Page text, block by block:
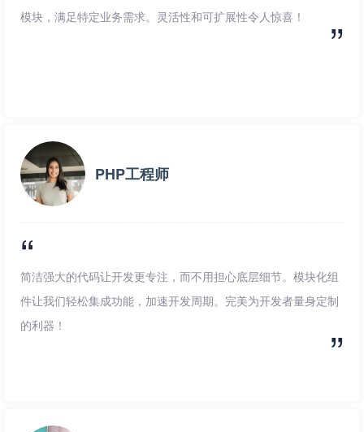
模块，满足特定业务需求。灵活性和可扩展性令人惊喜！
PHP工程师
简洁强大的代码让开发更专注，而不用担心底层细节。模块化组
件让我们轻松集成功能，加速开发周期。完美为开发者量身定制
的利器！